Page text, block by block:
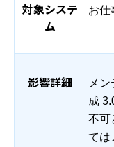
対象システ
ム
お仕
影響詳細
メ
成
不可
ては